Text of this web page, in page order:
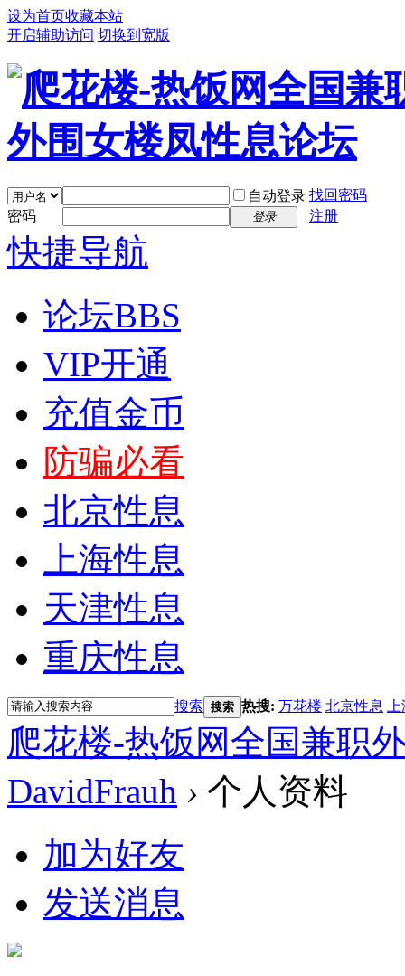
设为首页收藏本站
开启辅助访问 切换到宽版
自动登录 找回密码
密码
登录 注册
快捷导航
论坛BBS
VIP开通
充值金币
防骗必看
北京性息
上海性息
天津性息
重庆性息
搜索 搜索 热搜: 万花楼 北京性息
爬花楼-热饭网全国兼职
DavidFrauh › 个人资料
加为好友
发送消息